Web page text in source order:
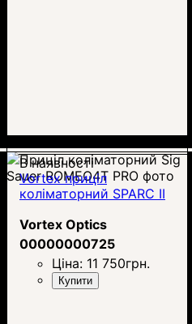
В наявності
Vortex приціл
коліматорний SPARC II
Vortex Optics
00000000725
Ціна: 11 750грн.
Купити